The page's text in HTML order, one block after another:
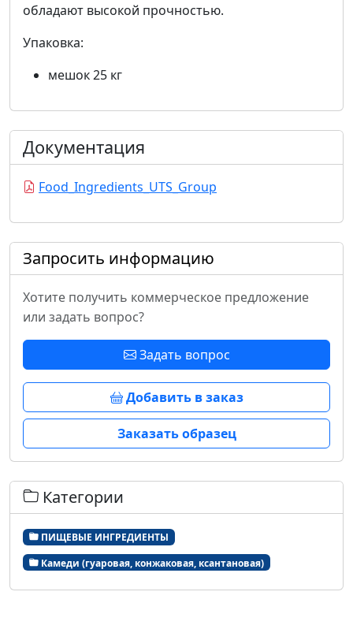
обладают высокой прочностью.
Упаковка:
мешок 25 кг
Документация
Food_Ingredients_UTS_Group
Запросить информацию
Хотите получить коммерческое предложение
или задать вопрос?
Задать вопрос
Добавить в заказ
Заказать образец
Категории
ПИЩЕВЫЕ ИНГРЕДИЕНТЫ
Камеди (гуаровая, конжаковая, ксантановая)